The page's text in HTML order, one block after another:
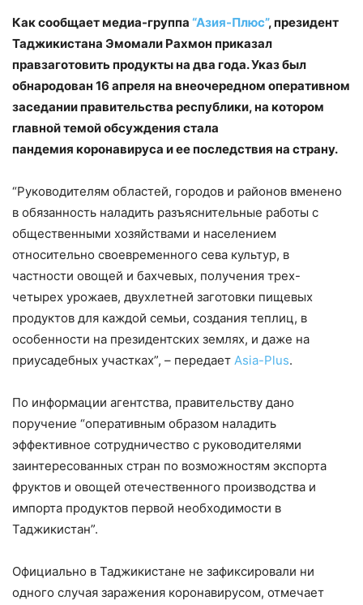
Как сообщает медиа-группа “Азия-Плюс”, президент
Таджикистана Эмомали Рахмон приказал
правзаготовить продукты на два года. Указ был
обнародован 16 апреля на внеочередном оперативном
заседании правительства республики, на котором
главной темой обсуждения стала
пандемия коронавируса и ее последствия на страну.
“Руководителям областей, городов и районов вменено
в обязанность наладить разъяснительные работы с
общественными хозяйствами и населением
относительно своевременного сева культур, в
частности овощей и бахчевых, получения трех-
четырех урожаев, двухлетней заготовки пищевых
продуктов для каждой семьи, создания теплиц, в
особенности на президентских землях, и даже на
приусадебных участках”, – передает Asia-Plus.
По информации агентства, правительству дано
поручение “оперативным образом наладить
эффективное сотрудничество с руководителями
заинтересованных стран по возможностям экспорта
фруктов и овощей отечественного производства и
импорта продуктов первой необходимости в
Таджикистан”.
Официально в Таджикистане не зафиксировали ни
одного случая заражения коронавирусом, отмечает